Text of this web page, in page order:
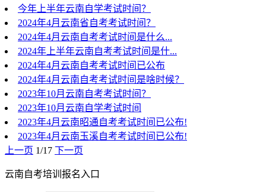
今年上半年云南自学考试时间？
2024年4月云南省自考考试时间？
2024年4月云南自考考试时间是什么...
2024年上半年云南自考考试时间是什...
2024年4月云南自考考试时间已公布
2024年4月云南自考考试时间是啥时候？
2023年10月云南自考考试时间？
2023年10月云南自学考试时间
2023年4月云南昭通自考考试时间已公布!
2023年4月云南玉溪自考考试时间已公布!
上一页 1/17 下一页
云南自考培训报名入口